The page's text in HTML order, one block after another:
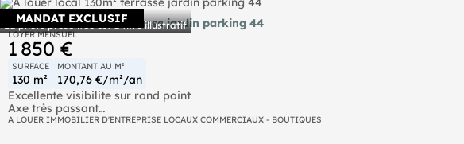
, : ,
- EI
La photo présentée est à titre illustratif
MANDAT EXCLUSIF
A louer local 130m² terrasse jardin parking 44
LOYER MENSUEL
1 850 €
SURFACE
130 m²
MONTANT AU M²
170,76 €/m²/an
Excellente visibilite sur rond point
Axe très passant
A LOUER IMMOBILIER D'ENTREPRISE LOCAUX COMMERCIAUX - BOUTIQUES